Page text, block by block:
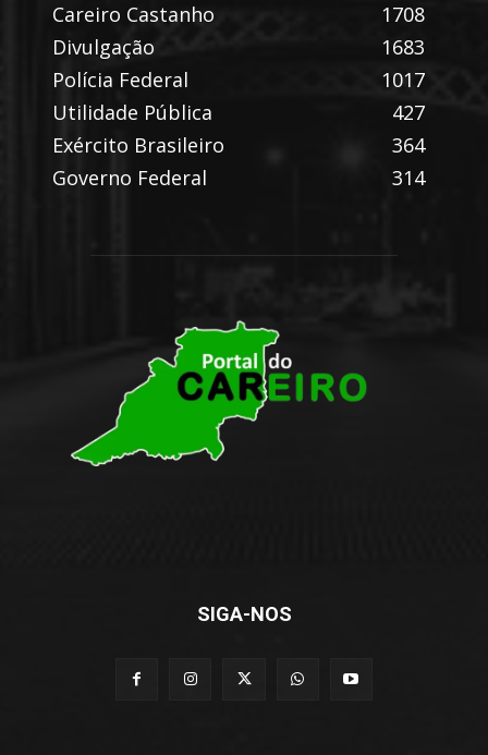
Careiro Castanho
1708
Divulgação
1683
Polícia Federal
1017
Utilidade Pública
427
Exército Brasileiro
364
Governo Federal
314
SIGA-NOS